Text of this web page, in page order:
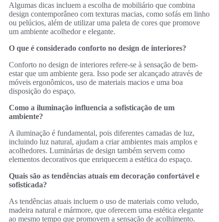
Algumas dicas incluem a escolha de mobiliário que combina
design contemporâneo com texturas macias, como sofás em linho
ou pelúcios, além de utilizar uma paleta de cores que promove
um ambiente acolhedor e elegante.
O que é considerado conforto no design de interiores?
Conforto no design de interiores refere-se à sensação de bem-
estar que um ambiente gera. Isso pode ser alcançado através de
móveis ergonômicos, uso de materiais macios e uma boa
disposição do espaço.
Como a iluminação influencia a sofisticação de um
ambiente?
A iluminação é fundamental, pois diferentes camadas de luz,
incluindo luz natural, ajudam a criar ambientes mais amplos e
acolhedores. Luminárias de design também servem como
elementos decorativos que enriquecem a estética do espaço.
Quais são as tendências atuais em decoração confortável e
sofisticada?
As tendências atuais incluem o uso de materiais como veludo,
madeira natural e mármore, que oferecem uma estética elegante
ao mesmo tempo que promovem a sensação de acolhimento.